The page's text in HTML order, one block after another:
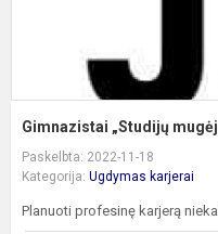
Gimnazistai „Studijų
Paskelbta: 2022-11-18
Kategorija: Ugdymas karjerai
Planuoti profesinę karjerą